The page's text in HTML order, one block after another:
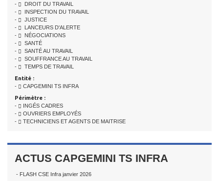
-
DROIT DU TRAVAIL
-
INSPECTION DU TRAVAIL
-
JUSTICE
-
LANCEURS D'ALERTE
-
NÉGOCIATIONS
-
SANTÉ
-
SANTÉ AU TRAVAIL
-
SOUFFRANCE AU TRAVAIL
-
TEMPS DE TRAVAIL
Entité :
-
CAPGEMINI TS INFRA
Périmètre :
-
INGÉS CADRES
-
OUVRIERS EMPLOYÉS
-
TECHNICIENS ET AGENTS DE MAITRISE
ACTUS CAPGEMINI TS INFRA
- FLASH CSE Infra janvier 2026